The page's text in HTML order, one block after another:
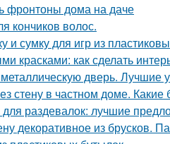
фронтоны дома на даче
кончиков волос.
и сумку для игр из
красками: как сделать
дверь. Лучшие
стену в частном доме.
раздевалок: лучшие
декоративное из брусков.